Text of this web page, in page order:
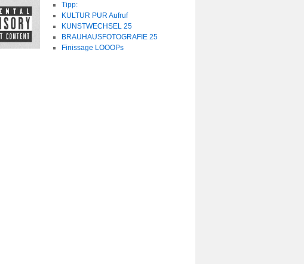
Tipp:
KULTUR PUR Aufruf
KUNSTWECHSEL 25
BRAUHAUSFOTOGRAFIE 25
Finissage LOOOPs